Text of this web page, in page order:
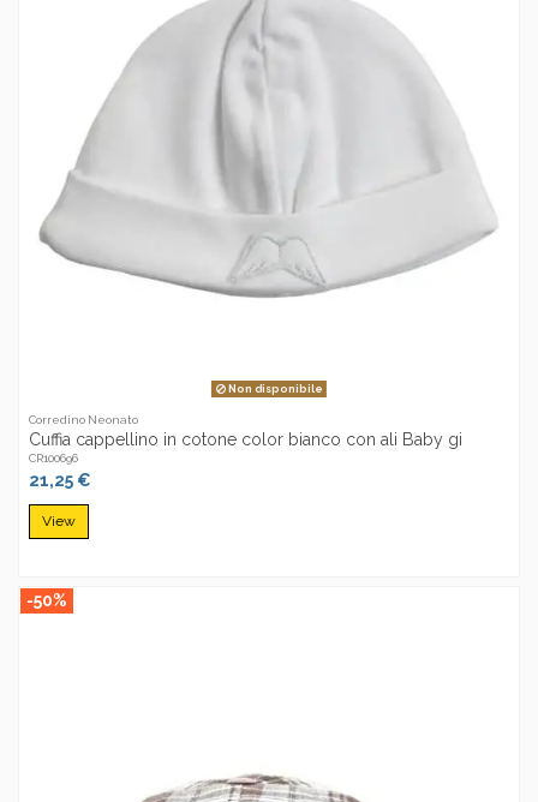
Non disponibile
Corredino Neonato
Cuffia cappellino in cotone color bianco con ali Baby gi
CR100696
21,25 €
View
-50%